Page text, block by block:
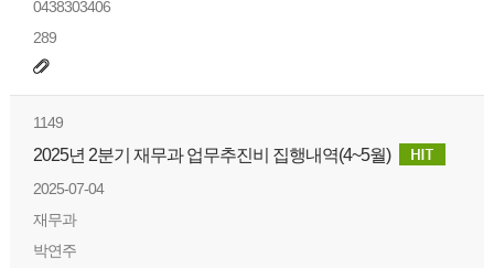
0438303406
289
1149
2025년 2분기 재무과 업무추진비 집행내역(4~5월)
2025-07-04
재무과
박연주